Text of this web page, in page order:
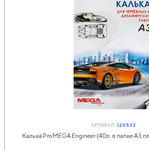
АРТИКУЛ:126532
Калька ProMEGA Engineer (40л. в папке